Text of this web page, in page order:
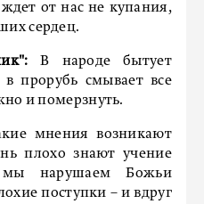
от нас не купания,
сердец.
В народе бытует
прорубь смывает все
и померзнуть.
мнения возникают
плохо знают учение
мы нарушаем Божьи
поступки – и вдруг